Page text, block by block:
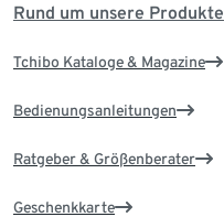
Rund um unsere Produkte
Tchibo Kataloge & Magazine
Bedienungsanleitungen
Ratgeber & Größenberater
Geschenkkarte